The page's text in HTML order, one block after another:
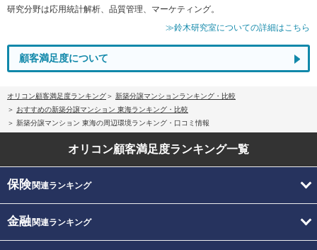
研究分野は応用統計解析、品質管理、マーケティング。
≫鈴木研究室についての詳細はこちら
顧客満足度について
オリコン顧客満足度ランキング
新築分譲マンションランキング・比較
おすすめの新築分譲マンション 東海ランキング・比較
新築分譲マンション 東海の周辺環境ランキング・口コミ情報
オリコン顧客満足度ランキング一覧
保険関連ランキング
金融関連ランキング